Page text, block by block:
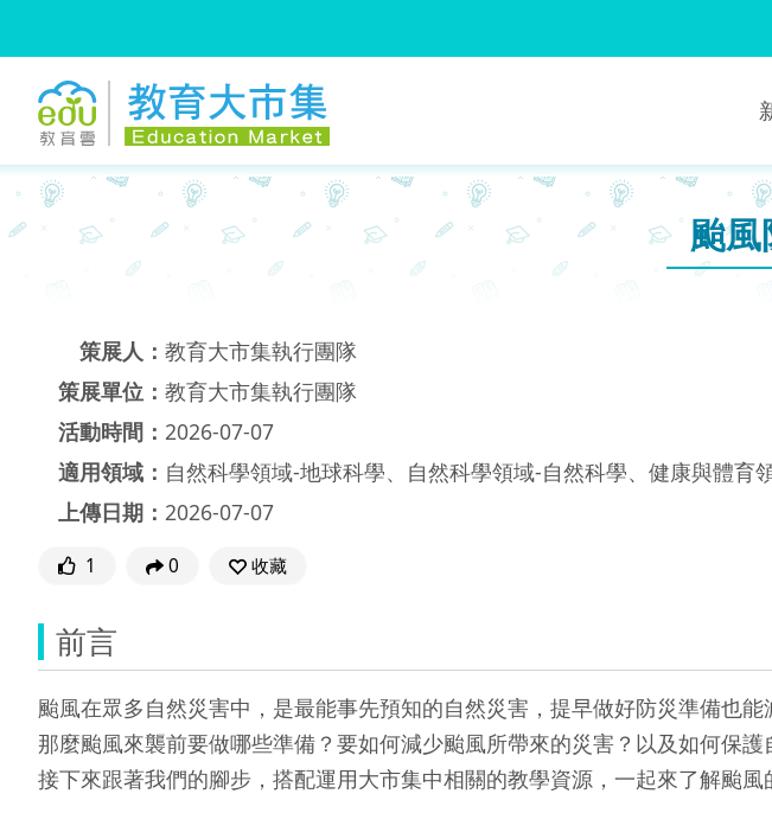
颱
策展人： 教育大市集執行團隊
策展單位： 教育大市集執行團隊
活動時間： 2026-07-07
適用領域： 自然科學領域-地球科學、自然科學領域-自然科學、健康與體育
上傳日期： 2026-07-07
1 0 收藏
前言
颱風在眾多自然災害中，是最能事先預知的自然災害，提早做好防災準備也能
那麼颱風來襲前要做哪些準備？要如何減少颱風所帶來的災害？以及如何保護
接下來跟著我們的腳步，搭配運用大市集中相關的教學資源，一起來了解颱風